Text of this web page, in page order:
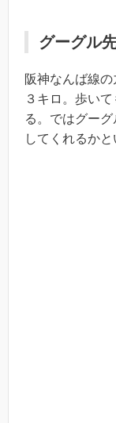
グーグル
阪神なんば線
３キロ。歩い
る。ではグー
してくれるかと